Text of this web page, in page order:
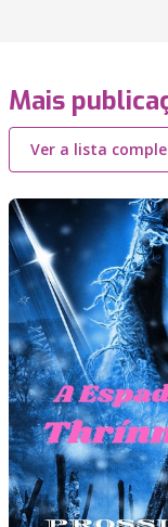
Mais
Ver a lista